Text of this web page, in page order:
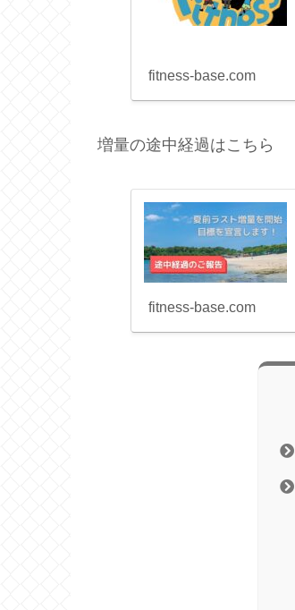
fitness-base.com
増量の途中経過はこちら
fitness-base.com